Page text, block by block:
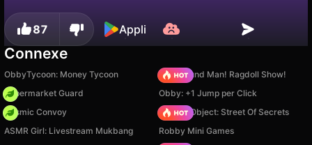
87 Appli
Connexe
ObbyTycoon: Money Tycoon
Playground Man! Ragdoll Show!
Supermarket Guard
Obby: +1 Jump per Click
Cosmic Convoy
Hidden Object: Street Of Secrets
ASMR Girl: Livestream Mukbang
Robby Mini Games